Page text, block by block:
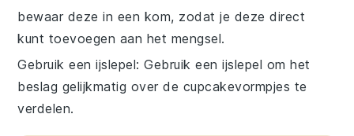
bewaar deze in een kom, zodat je deze direct
kunt toevoegen aan het mengsel.
Gebruik een ijslepel: Gebruik een ijslepel om het
beslag gelijkmatig over de cupcakevormpjes te
verdelen.